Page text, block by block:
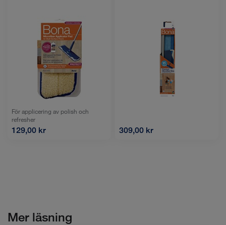
För applicering av polish och
refresher
129,00 kr 309,00 kr
Mer läsning